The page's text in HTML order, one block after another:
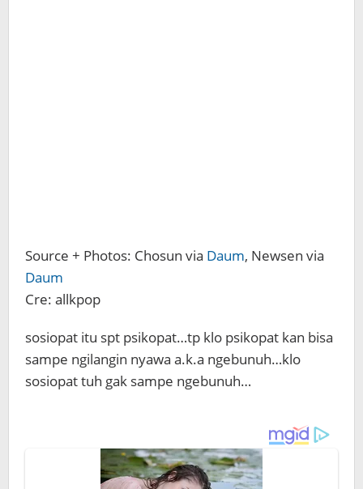
Source + Photos: Chosun via Daum, Newsen via
Daum
Cre: allkpop
sosiopat itu spt psikopat…tp klo psikopat kan bisa
sampe ngilangin nyawa a.k.a ngebunuh…klo
sosiopat tuh gak sampe ngebunuh…